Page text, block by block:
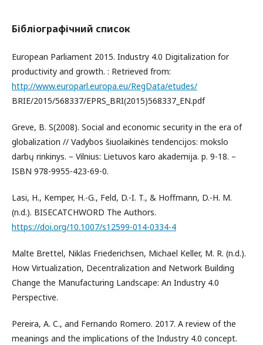
Бібліографічний список
European Parliament 2015. Industry 4.0 Digitalization for
productivity and growth. : Retrieved from:
http://www.europarl.europa.eu/RegData/etudes/
BRIE/2015/568337/EPRS_BRI(2015)568337_EN.pdf
Greve, B. S(2008). Social and economic security in the era of
globalization // Vadybos šiuolaikinės tendencijos: mokslo
darbų rinkinys. – Vilnius: Lietuvos karo akademija. p. 9-18. –
ISBN 978-9955-423-69-0.
Lasi, H., Kemper, H.-G., Feld, D.-I. T., & Hoffmann, D.-H. M.
(n.d.). BISECATCHWORD The Authors.
https://doi.org/10.1007/s12599-014-0334-4
Malte Brettel, Niklas Friederichsen, Michael Keller, M. R. (n.d.).
How Virtualization, Decentralization and Network Building
Change the Manufacturing Landscape: An Industry 4.0
Perspective.
Pereira, A. C., and Fernando Romero. 2017. A review of the
meanings and the implications of the Industry 4.0 concept.